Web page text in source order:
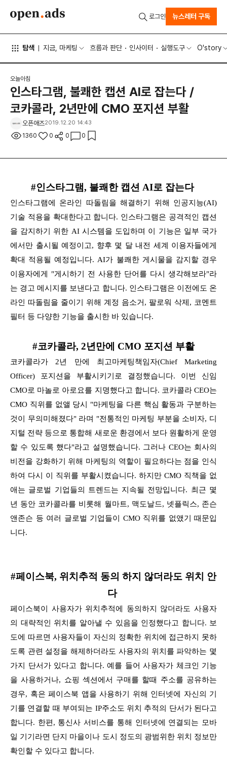
탐색 지금, 마케팅 흐름과 판단 인사이터 실행도구 O'story
로그인 뉴스레터 구독
오늘아침
인스타그램, 불쾌한 캡션 AI로 잡는다 /
코카콜라, 2년만에 CMO 포지션 부활
오픈애즈2019.12.20 14:43
1360 0 0 0
#인스타그램, 불쾌한 캡션 AI로 잡는다
인스타그램에 온라인 따돌림을 해결하기 위해 인공지능(AI)
기술 적용을 확대한다고 합니다. 인스타그램은 공격적인 캡션
을 감지하기 위한 AI 시스템을 도입하며 이 기능은 일부 국가
에서만 출시될 예정이고, 향후 몇 달 내전 세계 이용자들에게
확대 적용될 예정입니다. AI가 불쾌한 게시물을 감지할 경우
이용자에게 "게시하기 전 사용한 단어를 다시 생각해보라"라
는 경고 메시지를 보낸다고 합니다. 인스타그램은 이전에도 온
라인 따돌림을 줄이기 위해 계정 음소거, 팔로워 삭제, 코멘트
필터 등 다양한 기능을 출시한 바 있습니다.
#코카콜라, 2년만에 CMO 포지션 부활
코카콜라가 2년 만에 최고마케팅책임자(Chief Marketing
Officer) 포지션을 부활시키기로 결정했습니다. 이번 신임
CMO로 마놀로 아로요를 지명했다고 합니다. 코카콜라 CEO는
CMO 직위를 없앨 당시 "마케팅을 다른 핵심 활동과 구분하는
것이 무의미해졌다" 라며 "전통적인 마케팅 부분을 소비자, 디
지털 전략 등으로 통합해 새로운 환경에서 보다 원활하게 운영
할 수 있도록 했다"라고 설명했습니다. 그러나 CEO는 회사의
비전을 강화하기 위해 마케팅의 역할이 필요하다는 점을 인식
하여 다시 이 직위를 부활시켰습니다. 하지만 CMO 직책을 없
애는 글로벌 기업들의 트렌드는 지속될 전망입니다. 최근 몇
년 동안 코카콜라를 비롯해 월마트, 맥도날드, 넷플릭스, 존슨
앤존슨 등 여러 글로벌 기업들이 CMO 직위를 없앴기 때문입
니다.
#페이스북, 위치추적 동의 하지 않더라도 위치 안
다
페이스북이 사용자가 위치추적에 동의하지 않더라도 사용자
의 대략적인 위치를 알아낼 수 있음을 인정했다고 합니다. 보
도에 따르면 사용자들이 자신의 정확한 위치에 접근하지 못하
도록 관련 설정을 해제하더라도 사용자의 위치를 파악하는 몇
가지 단서가 있다고 합니다. 예를 들어 사용자가 체크인 기능
을 사용하거나, 쇼핑 섹션에서 구매를 할때 주소를 공유하는
경우, 혹은 페이스북 앱을 사용하기 위해 인터넷에 자신의 기
기를 연결할 때 부여되는 IP주소도 위치 추적의 단서가 된다고
합니다. 한편, 통신사 서비스를 통해 인터넷에 연결되는 모바
일 기기라면 단지 마을이나 도시 정도의 광범위한 위치 정보만
확인할 수 있다고 합니다.